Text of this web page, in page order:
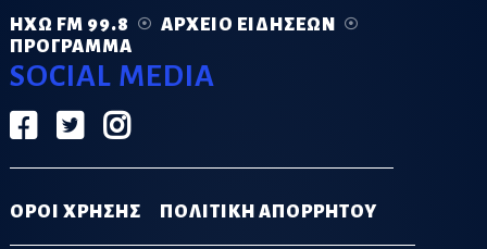
ΗΧΏ FM 99.8
ΑΡΧΕΊΟ ΕΙΔΉΣΕΩΝ
ΠΡΌΓΡΑΜΜΑ
SOCIAL MEDIA
ΟΡΟΙ ΧΡΗΣΗΣ ΠΟΛΙΤΙΚΗ ΑΠΟΡΡΗΤΟΥ